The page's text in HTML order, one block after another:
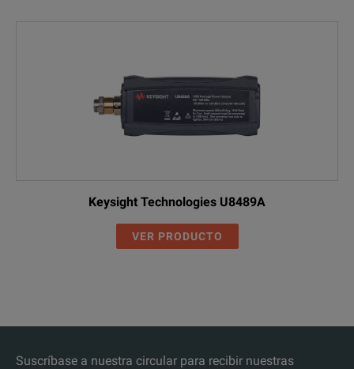
Keysight Technologies U8489A
VER PRODUCTO
Suscríbase a nuestra circular para recibir nuestras